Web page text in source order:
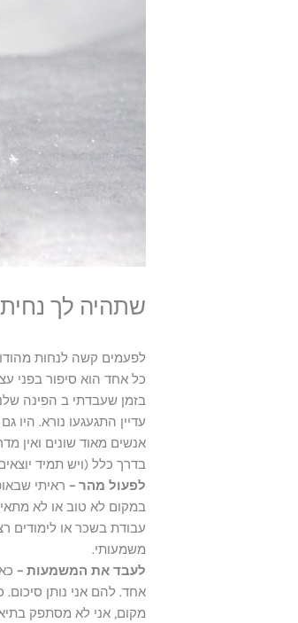
שתהיה לך
לפעמים קשה לנחות
כל אחד הוא סיפור בפני
בזמן שעבדתי ב הפינה
עדיין התגעגעו נורא. היו
אנשים מאוד שונים ואין
בדרך כלל (ויש תמיד
לפעול מהר – ראיתי
במקום לא טוב או לא
עבודת בשכר או לימודים
משמעותי.
לעבד את המשמעות –
אחד. להם אני נותן סיכום.
מקום, אני לא מסתפק